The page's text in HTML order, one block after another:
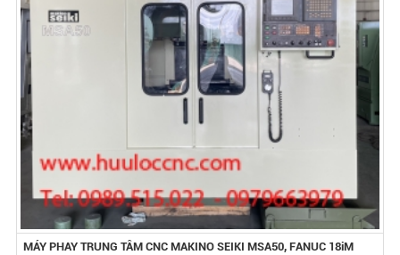
MÁY PHAY TRUNG TÂM CNC MAKINO SEIKI MSA50, FANUC 18iM